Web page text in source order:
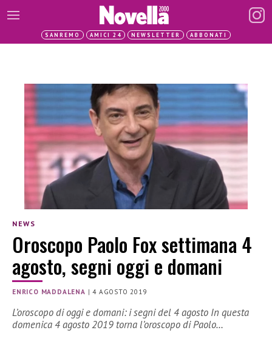
SANREMO AMICI 24 NEWSLETTER ABBONATI
NEWS
Oroscopo Paolo Fox settimana 4
agosto, segni oggi e domani
ENRICO MADDALENA |4 AGOSTO 2019
L’oroscopo di oggi e domani: i segni del 4 agosto In questa
domenica 4 agosto 2019 torna l’oroscopo di Paolo…